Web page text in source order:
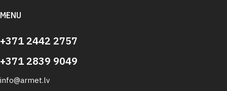
MENU
+371 2442 2757
+371 2839 9049
info@armet.lv